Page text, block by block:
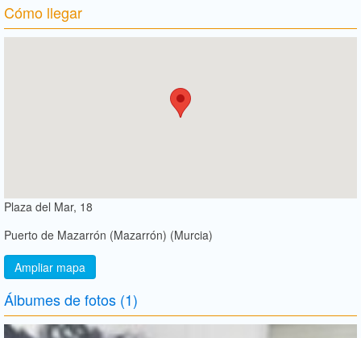
Cómo llegar
Plaza del Mar, 18
Puerto de Mazarrón (Mazarrón) (Murcia)
Ampliar mapa
Álbumes de fotos (1)